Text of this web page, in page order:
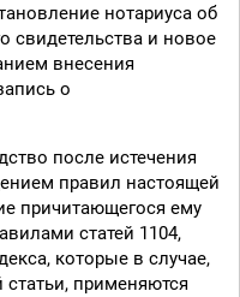
нотариуса об
свидетельства и новое
внесения
о
после истечения
правил настоящей
причитающегося ему
статей 1104,
которые в случае,
применяются